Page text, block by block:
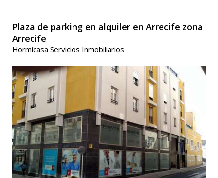
Plaza de parking en alquiler en Arrecife zona
Arrecife
Hormicasa Servicios Inmobiliarios